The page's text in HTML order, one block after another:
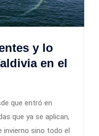
y lo
en el
que entró en
que ya se aplican,
invierno sino todo el